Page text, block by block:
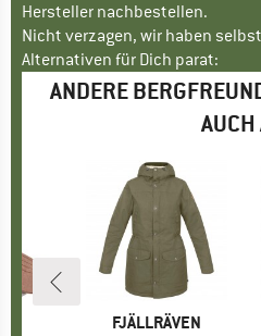
Hersteller nachbestellen.
Nicht verzagen, wir haben
Alternativen für Dich parat:
ANDERE
AUCH
MARKE
FJÄLLRÄVEN